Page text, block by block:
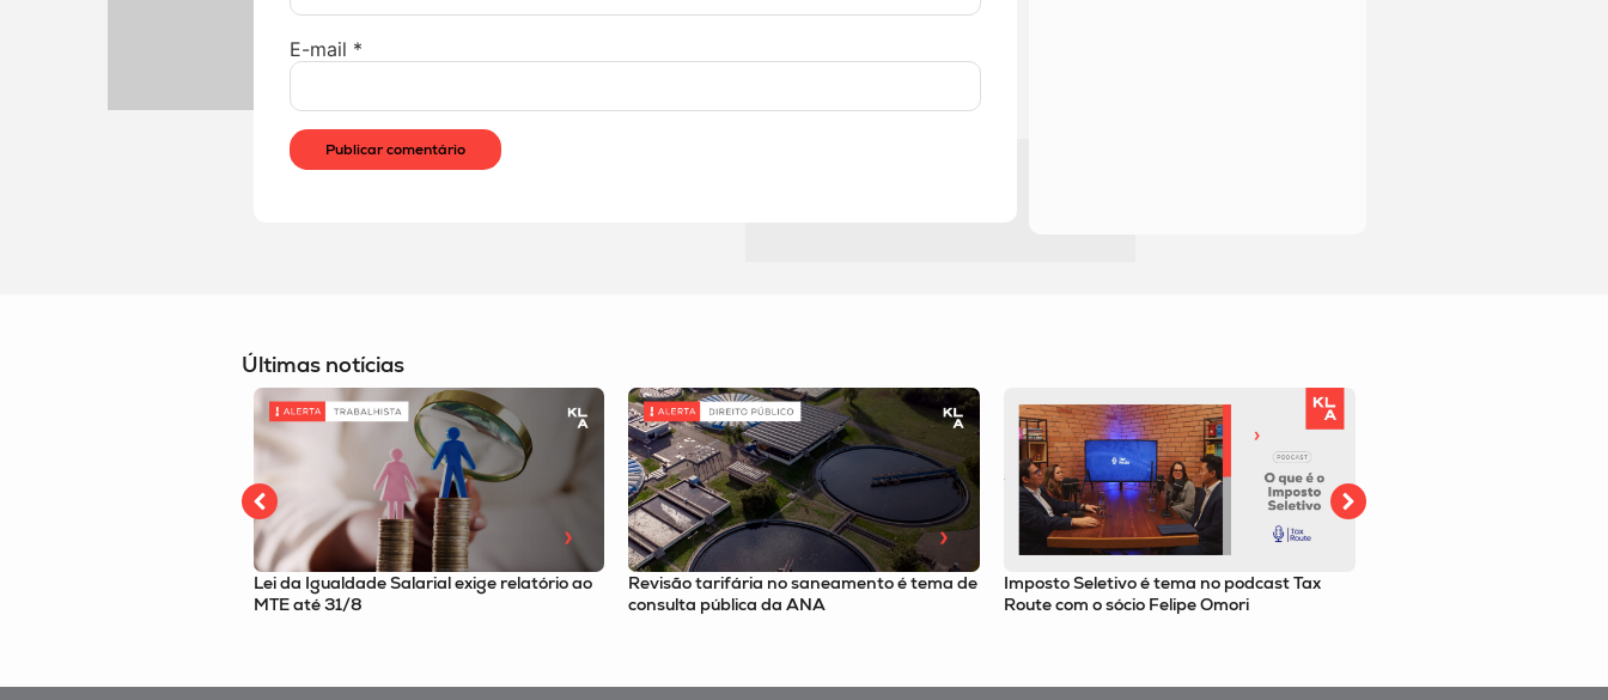
E-mail *
Últimas notícias
Lei da Igualdade Salarial exige relatório ao
MTE até 31/8
Revisão tarifária no saneamento é tema de
consulta pública da ANA
Imposto Seletivo é tema no podcast Tax
Route com o sócio Felipe Omori